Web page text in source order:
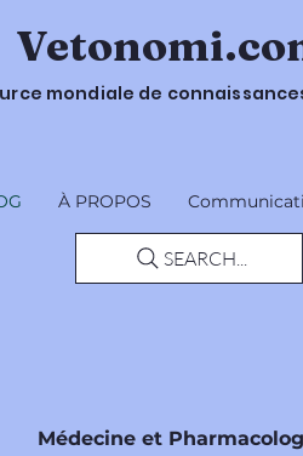
mondiale de
À PROPOS
SEARCH...
Médecine et